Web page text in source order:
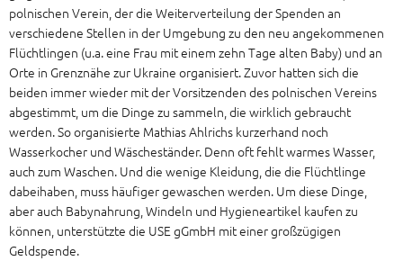
polnischen Verein, der die Weiterverteilung der Spenden an
verschiedene Stellen in der Umgebung zu den neu angekommenen
Flüchtlingen (u.a. eine Frau mit einem zehn Tage alten Baby) und an
Orte in Grenznähe zur Ukraine organisiert. Zuvor hatten sich die
beiden immer wieder mit der Vorsitzenden des polnischen Vereins
abgestimmt, um die Dinge zu sammeln, die wirklich gebraucht
werden. So organisierte Mathias Ahlrichs kurzerhand noch
Wasserkocher und Wäscheständer. Denn oft fehlt warmes Wasser,
auch zum Waschen. Und die wenige Kleidung, die die Flüchtlinge
dabeihaben, muss häufiger gewaschen werden. Um diese Dinge,
aber auch Babynahrung, Windeln und Hygieneartikel kaufen zu
können, unterstützte die USE gGmbH mit einer großzügigen
Geldspende.